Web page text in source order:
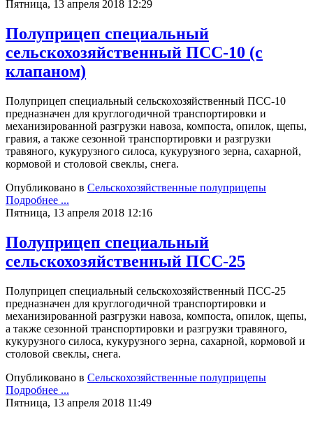
Пятница, 13 апреля 2018 12:29
Полуприцеп специальный
сельскохозяйственный ПСС-10 (с
клапаном)
Полуприцеп специальный сельскохозяйственный ПСС-10
предназначен для круглогодичной транспортировки и
механизированной разгрузки навоза, компоста, опилок, щепы,
гравия, а также сезонной транспортировки и разгрузки
травяного, кукурузного силоса, кукурузного зерна, сахарной,
кормовой и столовой свеклы, снега.
Опубликовано в Сельскохозяйственные полуприцепы
Подробнее ...
Пятница, 13 апреля 2018 12:16
Полуприцеп специальный
сельскохозяйственный ПСС-25
Полуприцеп специальный сельскохозяйственный ПСС-25
предназначен для круглогодичной транспортировки и
механизированной разгрузки навоза, компоста, опилок, щепы,
а также сезонной транспортировки и разгрузки травяного,
кукурузного силоса, кукурузного зерна, сахарной, кормовой и
столовой свеклы, снега.
Опубликовано в Сельскохозяйственные полуприцепы
Подробнее ...
Пятница, 13 апреля 2018 11:49